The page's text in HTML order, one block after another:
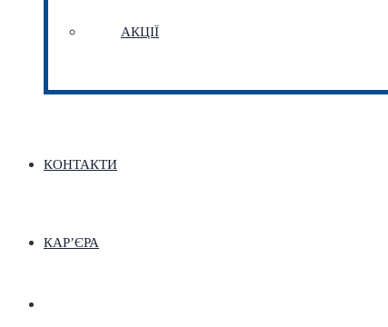
АКЦІЇ
КОНТАКТИ
КАР’ЄРА